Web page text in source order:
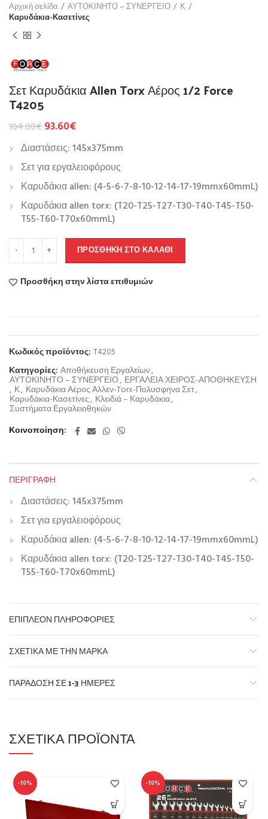
Αρχική σελίδα ΑΥΤΟΚΙΝΗΤΟ – ΣΥΝΕΡΓΕΙΟ
Κ
Καρυδάκια-Κασετίνες
Σετ Καρυδάκια Allen Torx Αέρος 1/2 Force
T4205
104.00€93.60€
Διαστάσεις: 145x375mm
Σετ για εργαλειοφόρους
Καρυδάκια allen: (4-5-6-7-8-10-12-14-17-19mmx60mmL)
Καρυδάκια allen torx: (T20-T25-T27-T30-T40-T45-T50-
T55-T60-T70x60mmL)
ΠΡΟΣΘΉΚΗ ΣΤΟ ΚΑΛΆΘΙ
Προσθήκη στην λίστα επιθυμιών
Κωδικός προϊόντος: T4205
Κατηγορίες: Αποθήκευση Εργαλείων,
ΑΥΤΟΚΙΝΗΤΟ – ΣΥΝΕΡΓΕΙΟ, ΕΡΓΑΛΕΙΑ ΧΕΙΡΟΣ-ΑΠΟΘΗΚΕΥΣΗ
, Κ, Καρυδάκια Αέρος Αλλεν-Torx-Πολυσφηνα Σετ,
Καρυδάκια-Κασετίνες, Κλειδιά – Καρυδάκια,
Συστήματα Εργαλειοθηκών
Κοινοποίηση
ΠΕΡΙΓΡΑΦΉ
Διαστάσεις: 145x375mm
Σετ για εργαλειοφόρους
Καρυδάκια allen: (4-5-6-7-8-10-12-14-17-19mmx60mmL)
Καρυδάκια allen torx: (T20-T25-T27-T30-T40-T45-T50-
T55-T60-T70x60mmL)
ΕΠΙΠΛΈΟΝ ΠΛΗΡΟΦΟΡΊΕΣ
ΣΧΕΤΙΚΆ ΜΕ ΤΗΝ ΜΆΡΚΑ
ΠΑΡΆΔΟΣΗ ΣΕ 1-3 ΗΜΈΡΕΣ
ΣΧΕΤΙΚΆ ΠΡΟΪΌΝΤΑ
-10% -10%